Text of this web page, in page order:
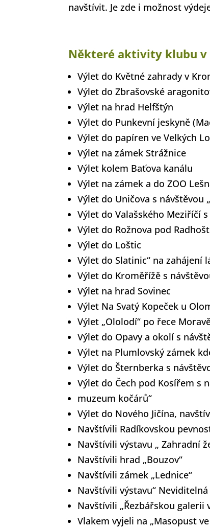
navštívit. Je zde i možnost
Některé aktivity klubu
Výlet do Květné zahrady v
Výlet do Zbrašovské
Výlet na hrad Helfštýn
Výlet do Punkevní jeskyně
Výlet do papíren ve Velkých
Výlet na zámek Strážnice
Výlet kolem Baťova kanálu
Výlet na zámek a do ZOO
Výlet do Uničova s návštěvou
Výlet do Valašského Meziříčí
Výlet do Rožnova pod
Výlet do Loštic
Výlet do Slatinic“ na zahájení
Výlet do Kroměřížě s
Výlet na hrad Sovinec
Výlet Na Svatý Kopeček u
Výlet „Ololodí“ po řece
Výlet do Opavy a okolí s
Výlet na Plumlovský zámek
Výlet do Šternberka s
Výlet do Čech pod Kosířem s
muzeum kočárů“
Výlet do Nového Jičína,
Navštívili Radíkovskou
Navštívili výstavu „ Zahradní
Navštívili hrad „Bouzov“
Navštívili zámek „Lednice“
Navštívili výstavu“
Navštívili „Řezbářskou galerii
Vlakem vyjeli na „Masopust